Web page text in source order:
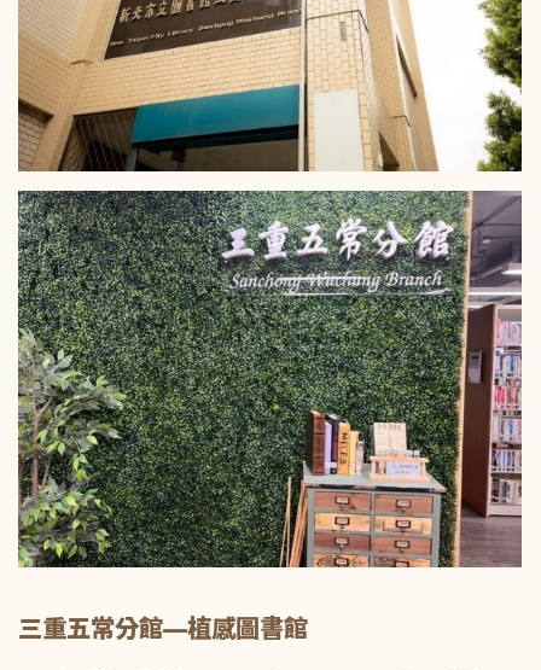
三重五常分館—植感圖書館